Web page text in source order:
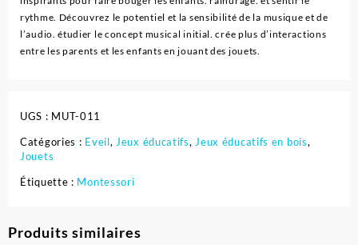
rythme. Découvrez le potentiel et la sensibilité de la musique et de
l’audio. étudier le concept musical initial. crée plus d’interactions
entre les parents et les enfants en jouant des jouets.
UGS : MUT-011
Catégories : Eveil, Jeux éducatifs, Jeux éducatifs en bois,
Jouets
Étiquette : Montessori
Produits similaires